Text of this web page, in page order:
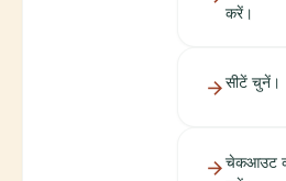
करें।
सीटें चुनें।
चेकआउट